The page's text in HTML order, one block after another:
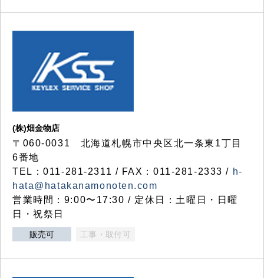
(株)畑金物店
〒060-0031 北海道札幌市中央区北一条東1丁目
6番地
TEL：011-281-2311 / FAX：011-281-2333 / h-
hata@hatakanamonoten.com
営業時間：9:00〜17:30 / 定休日：土曜日・日曜
日・祝祭日
販売可 工事・取付可